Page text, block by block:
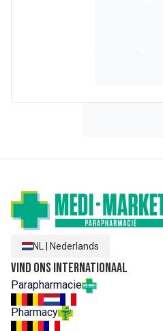
NL Nederlands
Vind ons internationaal
Parapharmacie
Pharmacy